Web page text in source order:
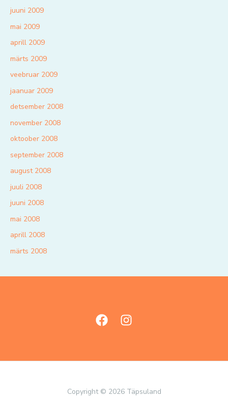
juuni 2009
mai 2009
aprill 2009
märts 2009
veebruar 2009
jaanuar 2009
detsember 2008
november 2008
oktoober 2008
september 2008
august 2008
juuli 2008
juuni 2008
mai 2008
aprill 2008
märts 2008
Copyright © 2026 Täpsuland